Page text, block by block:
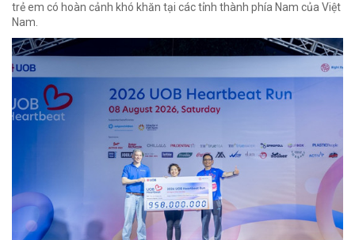
trẻ em có hoàn cảnh khó khăn tại các tỉnh thành phía Nam của Việt
Nam.